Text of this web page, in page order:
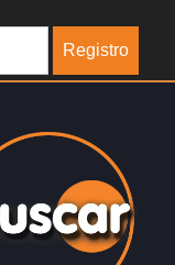
Registro